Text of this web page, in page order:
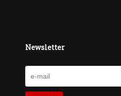
Newsletter